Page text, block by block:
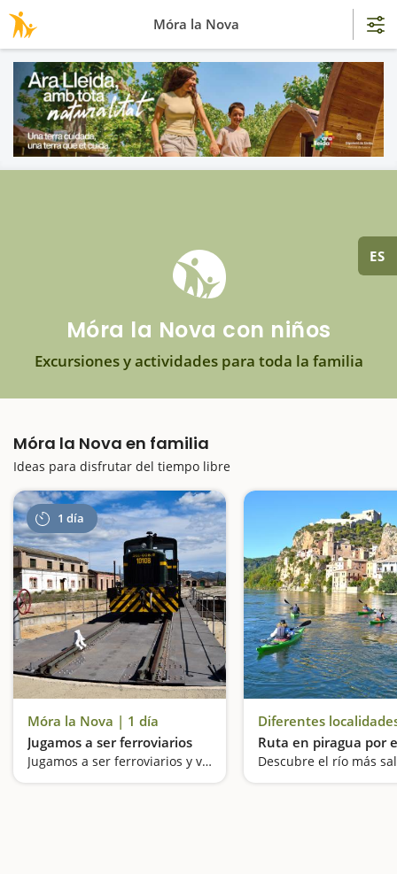
ES
Móra la Nova con niños
Excursiones y actividades para toda la familia
Móra la Nova en familia
Ideas para disfrutar del tiempo libre
1 día
Móra la Nova | 1 día
Jugamos a ser ferroviarios
Jugamos a ser ferroviarios y viajaremos a bordo de una locomotora de época
Diferentes
Ruta en piragua por
Descubre el río más
Móra la Nova